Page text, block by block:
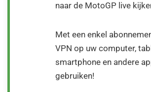
naar de MotoGP live
Met een enkel
VPN op uw computer,
smartphone en andere
gebruiken!